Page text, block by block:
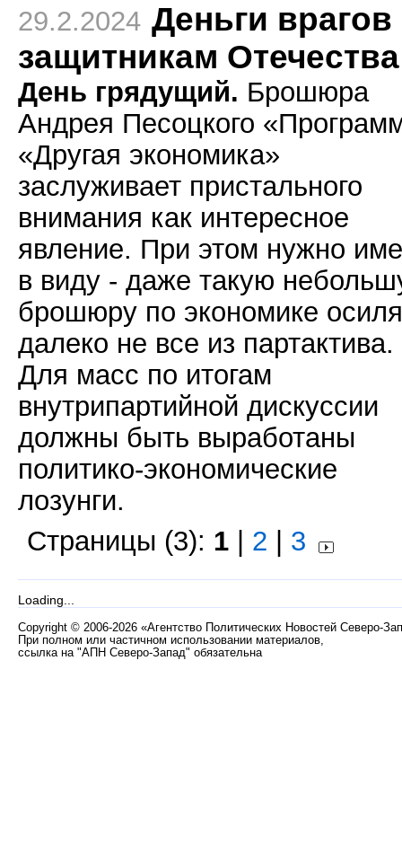
29.2.2024 Деньги врагов
защитникам
День грядущий. Брошюра
Андрея Песоцкого
«Другая экономика»
заслуживает пристального
внимания как интересное
явление. При этом нужно
в виду - даже такую
брошюру по экономике
далеко не все из партактива.
Для масс по итогам
внутрипартийной дискуссии
должны быть выработаны
политико-экономические
лозунги.
Страницы (3): 1 2 3
Loading...
Copyright © 2006-2026 «Агентство Политических Новостей Северо-
При полном или частичном использовании материалов,
ссылка на "АПН Северо-Запад" обязательна